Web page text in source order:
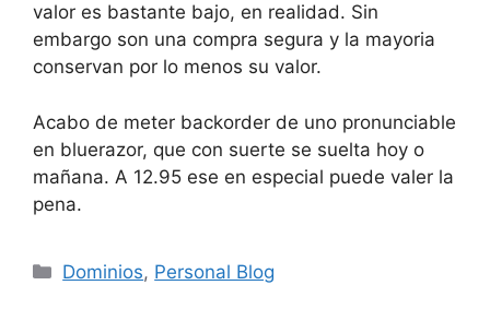
valor es bastante bajo, en realidad. Sin
embargo son una compra segura y la mayoria
conservan por lo menos su valor.
Acabo de meter backorder de uno pronunciable
en bluerazor, que con suerte se suelta hoy o
mañana. A 12.95 ese en especial puede valer la
pena.
Categorías
Dominios, Personal Blog